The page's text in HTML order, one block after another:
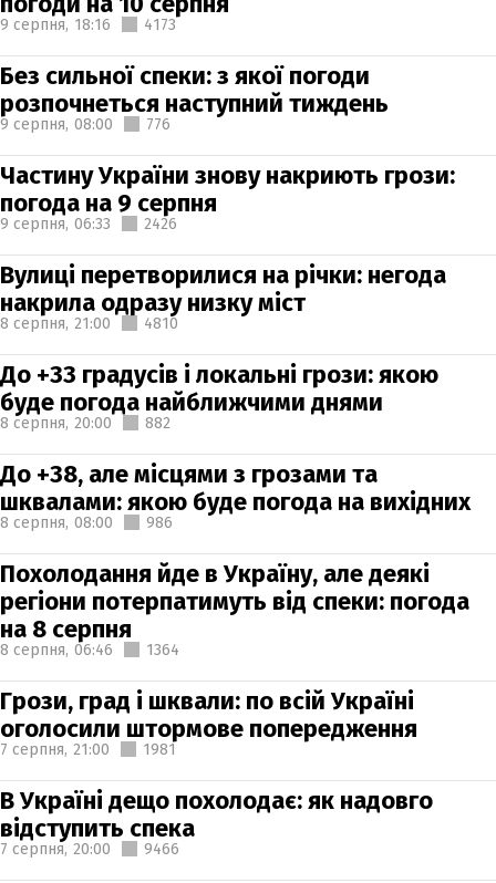
9 серпня, 18:16 4173
Без сильної спеки: з якої погоди
розпочнеться наступний тиждень
9 серпня, 08:00 776
Частину України знову накриють грози:
погода на 9 серпня
9 серпня, 06:33 2426
Вулиці перетворилися на річки: негода
накрила одразу низку міст
8 серпня, 21:00 4810
До +33 градусів і локальні грози: якою
буде погода найближчими днями
8 серпня, 20:00 882
До +38, але місцями з грозами та
шквалами: якою буде погода на вихідних
8 серпня, 08:00 986
Похолодання йде в Україну, але деякі
регіони потерпатимуть від спеки: погода
на 8 серпня
8 серпня, 06:46 1364
Грози, град і шквали: по всій Україні
оголосили штормове попередження
7 серпня, 21:00 1981
В Україні дещо похолодає: як надовго
відступить спека
7 серпня, 20:00 9466